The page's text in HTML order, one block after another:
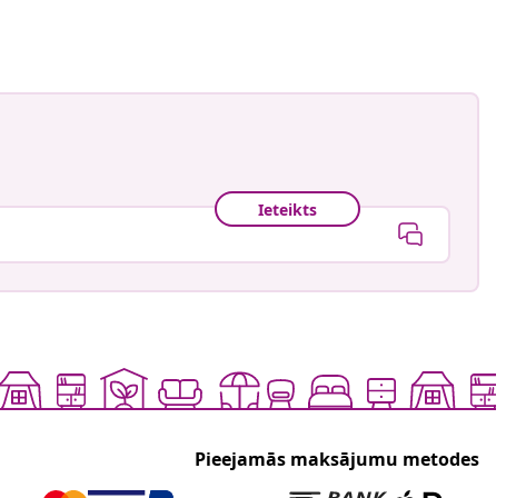
Ieteikts
Pieejamās maksājumu metodes